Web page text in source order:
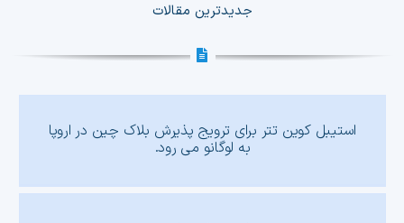
دسته‌بندی ارزها
مشاوره خدمات مالی
جدیدترین مقالات
استیبل کوین تتر برای ترویج پذیرش بلاک چین در اروپا
به لوگانو می رود.